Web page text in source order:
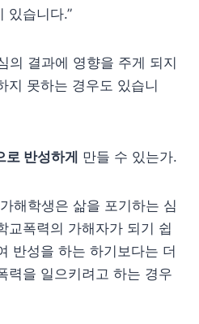
있습니다.”
의 결과에 영향을 주게 되지
지 못하는 경우도 있습니
반성하게 만들 수 있는가.
해학생은 삶을 포기하는 심
교폭력의 가해자가 되기 쉽
반성을 하는 하기보다는 더
력을 일으키려고 하는 경우